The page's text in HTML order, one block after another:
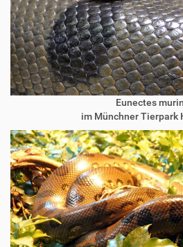
Eunectes
im Münchner Tierpark